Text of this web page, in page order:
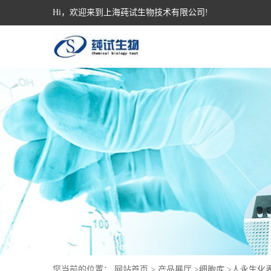
Hi，欢迎来到上海莼试生物技术有限公司!